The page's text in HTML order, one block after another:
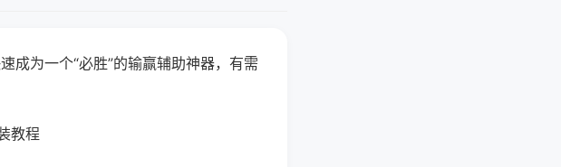
成为一个“必胜”的输赢辅助神器，有需
教程